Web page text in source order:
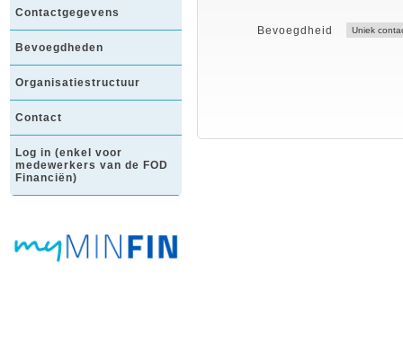
Contactgegevens
Bevoegdheden
Organisatiestructuur
Contact
Log in (enkel voor
medewerkers van de FOD
Financiën)
Bevoegdheid